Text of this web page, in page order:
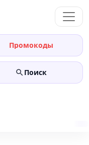
Промокоды
Поиск